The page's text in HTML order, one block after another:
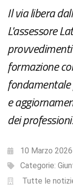
Il via libera
L'assessore
formazione
e
dei
10 Marzo 2026
Categorie:
Tutte le